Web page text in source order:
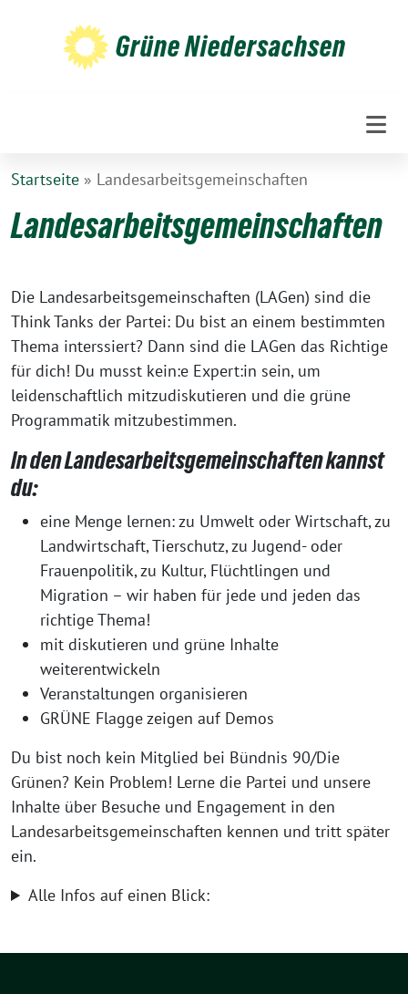
Grüne Niedersachsen
Startseite » Landesarbeitsgemeinschaften
Landesarbeitsgemeinschaften
Die Landesarbeitsgemeinschaften (LAGen) sind die
Think Tanks der Partei: Du bist an einem bestimmten
Thema interssiert? Dann sind die LAGen das Richtige
für dich! Du musst kein:e Expert:in sein, um
leidenschaftlich mitzudiskutieren und die grüne
Programmatik mitzubestimmen.
In den Landesarbeitsgemeinschaften kannst
du:
eine Menge lernen: zu Umwelt oder Wirtschaft, zu
Landwirtschaft, Tierschutz, zu Jugend- oder
Frauenpolitik, zu Kultur, Flüchtlingen und
Migration – wir haben für jede und jeden das
richtige Thema!
mit diskutieren und grüne Inhalte
weiterentwickeln
Veranstaltungen organisieren
GRÜNE Flagge zeigen auf Demos
Du bist noch kein Mitglied bei Bündnis 90/Die
Grünen? Kein Problem! Lerne die Partei und unsere
Inhalte über Besuche und Engagement in den
Landesarbeitsgemeinschaften kennen und tritt später
ein.
Alle Infos auf einen Blick: